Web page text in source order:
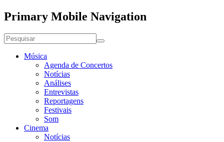
Primary Mobile Navigation
Música
Agenda de Concertos
Notícias
Análises
Entrevistas
Reportagens
Festivais
Som
Cinema
Notícias